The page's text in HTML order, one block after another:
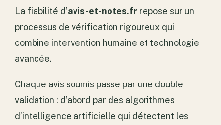
La fiabilité d’avis-et-notes.fr repose sur un
processus de vérification rigoureux qui
combine intervention humaine et technologie
avancée.
Chaque avis soumis passe par une double
validation : d’abord par des algorithmes
d’intelligence artificielle qui détectent les